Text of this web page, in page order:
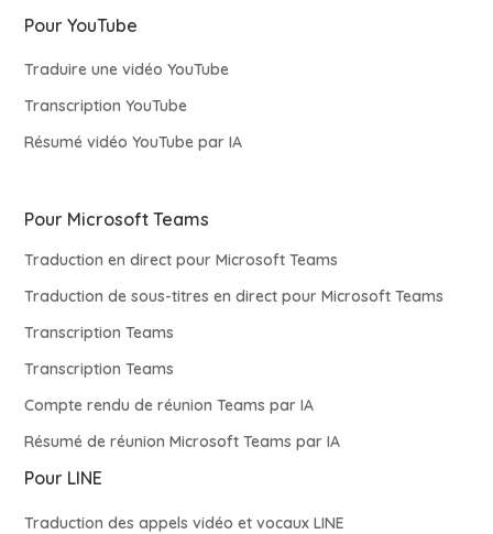
Pour YouTube
Traduire une vidéo YouTube
Transcription YouTube
Résumé vidéo YouTube par IA
Pour Microsoft Teams
Traduction en direct pour Microsoft Teams
Traduction de sous-titres en direct pour Microsoft Teams
Transcription Teams
Transcription Teams
Compte rendu de réunion Teams par IA
Résumé de réunion Microsoft Teams par IA
Pour LINE
Traduction des appels vidéo et vocaux LINE